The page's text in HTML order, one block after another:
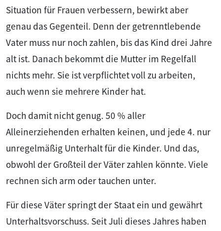
Situation für Frauen verbessern, bewirkt aber
genau das Gegenteil. Denn der getrenntlebende
Vater muss nur noch zahlen, bis das Kind drei Jahre
alt ist. Danach bekommt die Mutter im Regelfall
nichts mehr. Sie ist verpflichtet voll zu arbeiten,
auch wenn sie mehrere Kinder hat.
Doch damit nicht genug. 50 % aller
Alleinerziehenden erhalten keinen, und jede 4. nur
unregelmäßig Unterhalt für die Kinder. Und das,
obwohl der Großteil der Väter zahlen könnte. Viele
rechnen sich arm oder tauchen unter.
Für diese Väter springt der Staat ein und gewährt
Unterhaltsvorschuss. Seit Juli dieses Jahres haben